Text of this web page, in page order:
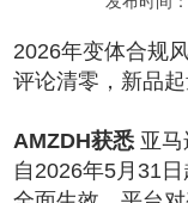
2026年变体合规
评论清零，新品起
AMZDH获悉 亚马
自2026年5月31